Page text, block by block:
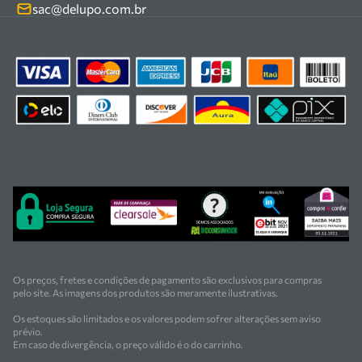
Fale conosco
Kitssac@delupo.com.br
Os preços, fretes e condições de pagamento são exclusivos para compras
pelo site. As imagens dos produtos são meramente ilustrativas.
Os estoques são limitados e os valores podem sofrer alterações sem aviso
prévio.
Em caso de divergência, o preço válido é o do carrinho.